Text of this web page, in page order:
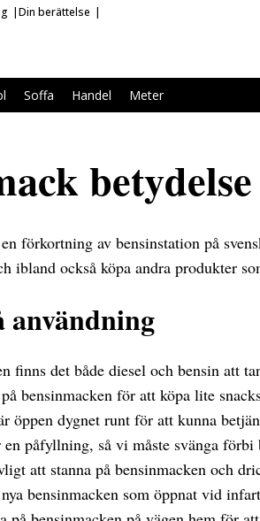
Din berättelse
Soffa Handel Meter
betydelse
förkortning av bensinstation på
ibland också köpa andra produkter
användning
finns det både diesel och bensin att
bensinmacken för att köpa lite
öppen dygnet runt för att kunna
påfyllning, så vi måste svänga förbi
att stanna på bensinmacken och
bensinmacken som öppnat vid